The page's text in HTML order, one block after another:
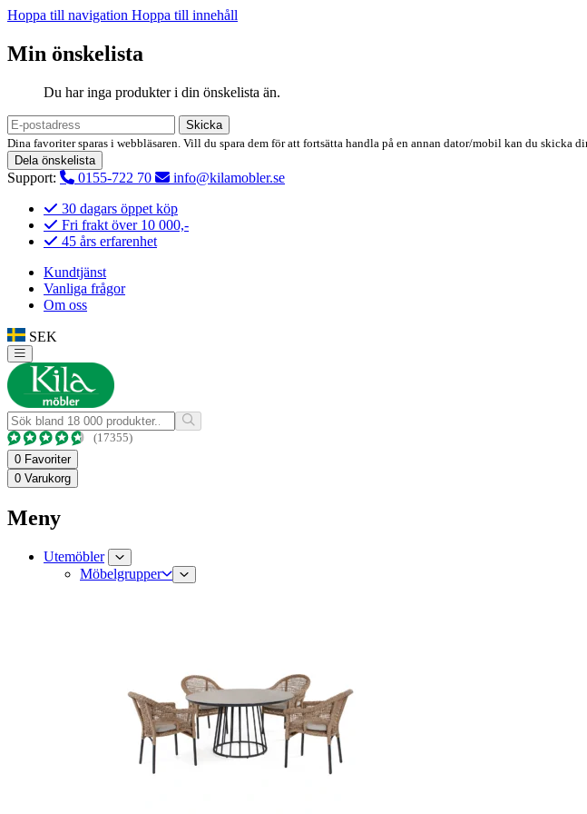
Hoppa till navigation Hoppa till innehåll
Min önskelista
Du har inga produkter i din önskelista än.
Skicka
Dina favoriter sparas i webbläsaren. Vill du spara dem för att fortsätta handla på en annan dator/mobil kan du
Dela önskelista
Support: 0155-722 70
info@kilamobler.se
30 dagars öppet köp
Fri frakt över 10 000,-
45 års erfarenhet
Kundtjänst
Vanliga frågor
Om oss
SEK
(17355)
0 Favoriter
0 Varukorg
Meny
Utemöbler
Möbelgrupper